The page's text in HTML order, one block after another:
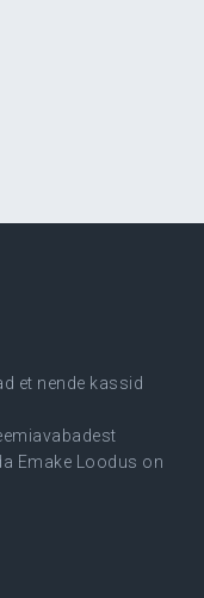
et nende kassid
Emake Loodus on